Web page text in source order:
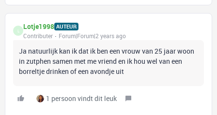
Lotje1998 AUTEUR
Contributer Forum|Forum|2 years ago
Ja natuurlijk kan ik dat ik ben een vrouw van 25 jaar woon
in zutphen samen met me vriend en ik hou wel van een
borreltje drinken of een avondje uit
1 persoon vindt dit leuk